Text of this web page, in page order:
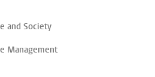
and Society
Management